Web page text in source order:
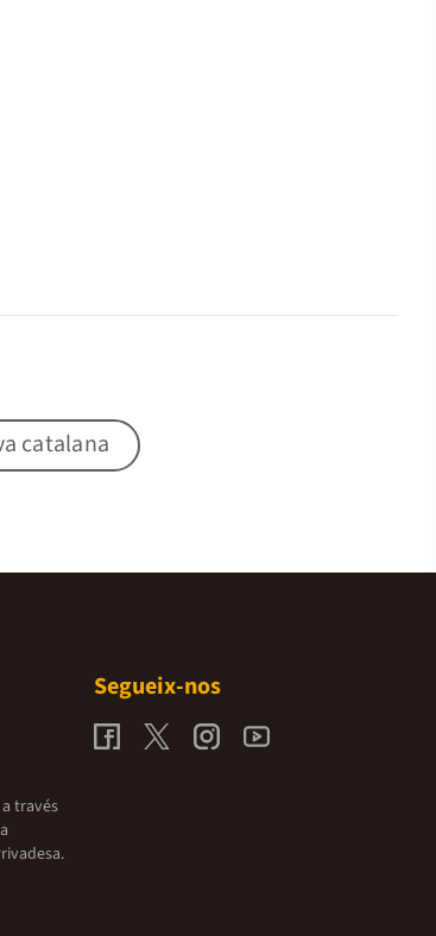
catalana
través
Segueix-nos